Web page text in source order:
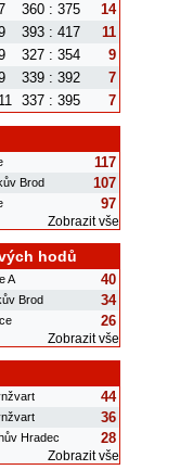
360 : 375
14
393 : 417
11
327 : 354
9
339 : 392
7
11 337 : 395 7
117
Brod
107
97
Zobrazit vše
hodů
A
40
Brod
34
26
Zobrazit vše
44
36
Hradec 28
Zobrazit vše